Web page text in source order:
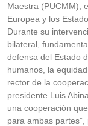
Maestra (PUCMM),
Europea y los
Durante su
bilateral,
defensa del Estado
humanos, la
rector de la
presidente Luis
una cooperación
para ambas partes”,